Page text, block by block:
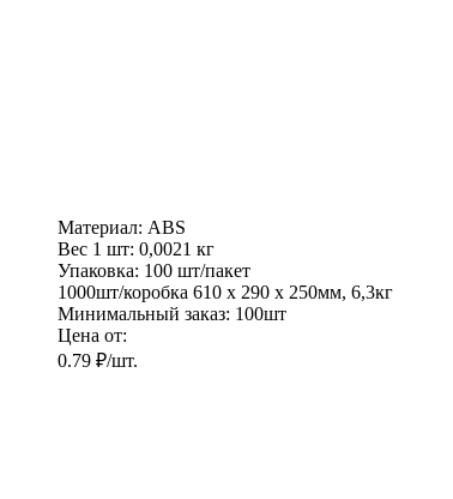
Материал: ABS
Вес 1 шт: 0,0021 кг
Упаковка: 100 шт/пакет
1000шт/коробка 610 x 290 x 250мм, 6,3кг
Минимальный заказ: 100шт
Цена от:
0.79 ₽/шт.